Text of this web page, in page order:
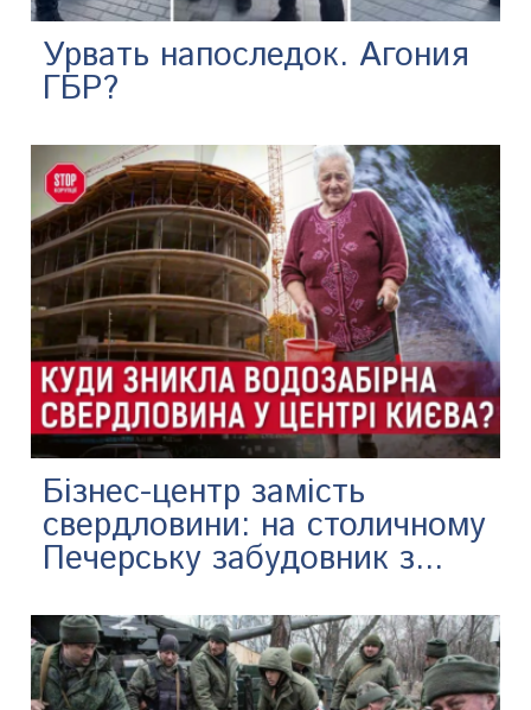
Урвать напоследок. Агония
ГБР?
Бізнес-центр замість
свердловини: на столичному
Печерську забудовник з...